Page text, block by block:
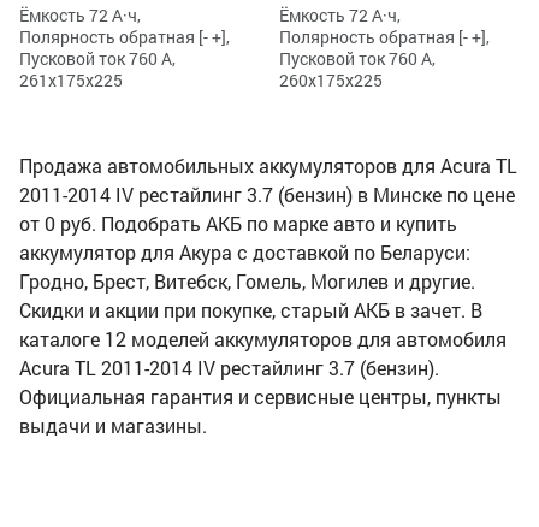
Ёмкость 72 А·ч,
Полярность обратная [- +],
Пусковой ток 760 А,
261x175x225
Ёмкость 72 А·ч,
Полярность обратная [- +],
Пусковой ток 760 А,
260x175x225
Продажа автомобильных аккумуляторов для Acura TL
2011-2014 IV рестайлинг 3.7 (бензин) в Минске по цене
от 0 руб. Подобрать АКБ по марке авто и купить
аккумулятор для Акура с доставкой по Беларуси:
Гродно, Брест, Витебск, Гомель, Могилев и другие.
Скидки и акции при покупке, старый АКБ в зачет. В
каталоге 12 моделей аккумуляторов для автомобиля
Acura TL 2011-2014 IV рестайлинг 3.7 (бензин).
Официальная гарантия и сервисные центры, пункты
выдачи и магазины.